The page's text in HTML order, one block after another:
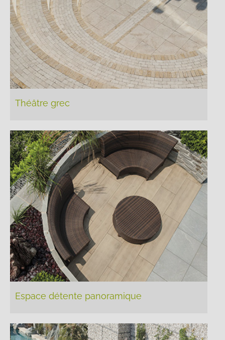
Théâtre grec
Espace détente panoramique